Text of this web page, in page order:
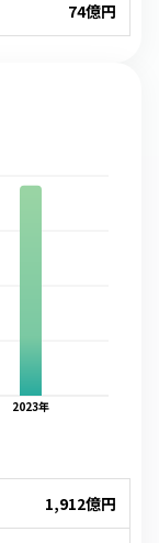
74億円
2023年
1,912億円